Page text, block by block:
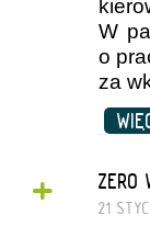
W
o
za
+ ZERO
21